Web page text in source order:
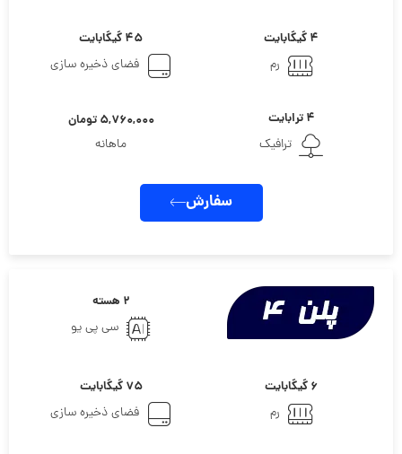
۴ گیگابایت
رم
۴۵ گیگابایت
فضای ذخیره سازی
۴ ترابایت
ترافیک
۵,۷۶۰,۰۰۰ تومان
ماهانه
سفارش
۲ هسته
سی پی یو
۶ گیگابایت
رم
۷۵ گیگابایت
فضای ذخیره سازی